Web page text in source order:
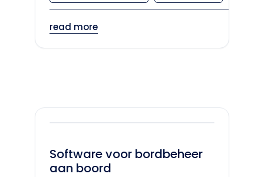
read more
Software voor bordbeheer
aan boord